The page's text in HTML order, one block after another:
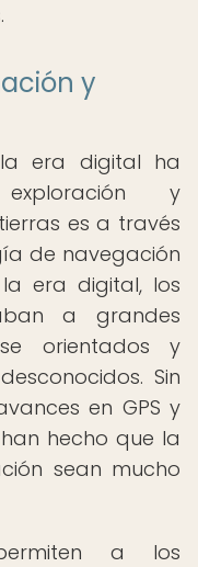
y
era digital ha
y
es a través
de navegación
era digital, los
a grandes
orientados y
Sin
en GPS y
hecho que la
sean mucho
a los